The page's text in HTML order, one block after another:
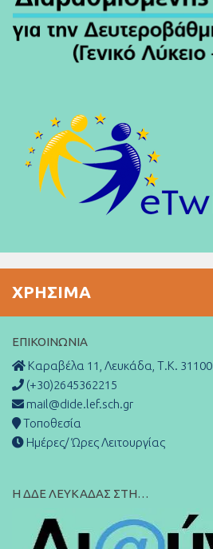
ΧΡΉΣΙΜΑ
ΕΠΙΚΟΙΝΩΝΊΑ
Καραβέλα 11, Λευκάδα, Τ.Κ. 31100
(+30)2645362215
mail@dide.lef.sch.gr
Τοποθεσία
Ημέρες/ Ώρες Λειτουργίας
Η ΔΔΕ ΛΕΥΚΑΔΑΣ ΣΤΗ…